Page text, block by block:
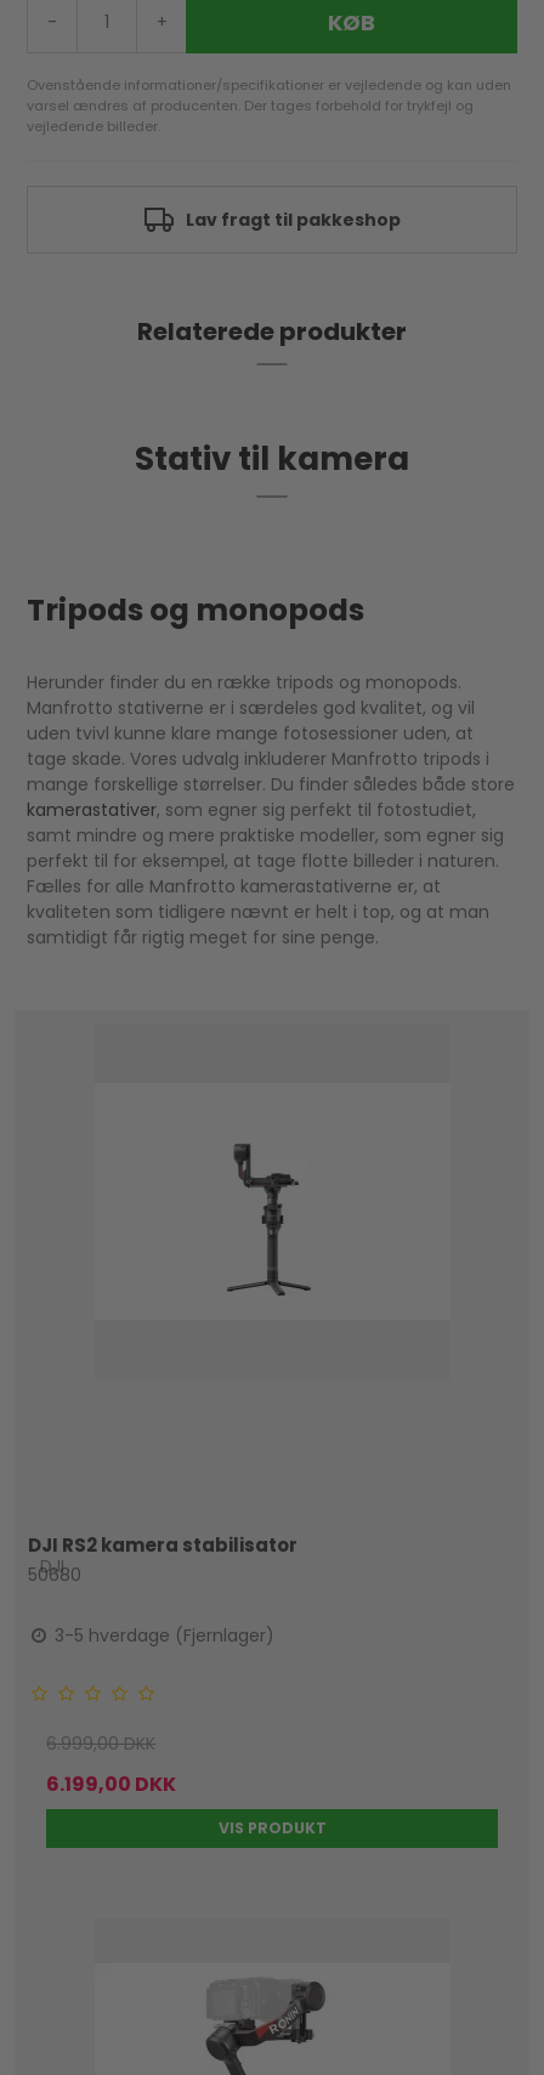
- + KØB
Ovenstående informationer/specifikationer er vejledende og kan uden
varsel ændres af producenten. Der tages forbehold for trykfejl og
vejledende billeder.
Godkendt af e-mærket
Relaterede produkter
Stativ til kamera
Tripods og monopods
Herunder finder du en række tripods og monopods.
Manfrotto stativerne er i særdeles god kvalitet, og vil
uden tvivl kunne klare mange fotosessioner uden, at
tage skade. Vores udvalg inkluderer Manfrotto tripods i
mange forskellige størrelser. Du finder således både store
kamerastativer, som egner sig perfekt til fotostudiet,
samt mindre og mere praktiske modeller, som egner sig
perfekt til for eksempel, at tage flotte billeder i naturen.
Fælles for alle Manfrotto kamerastativerne er, at
kvaliteten som tidligere nævnt er helt i top, og at man
samtidigt får rigtig meget for sine penge.
DJI RS2 kamera stabilisator
DJI
50680
3-5 hverdage (Fjernlager)
6.999,00 DKK
6.199,00 DKK
VIS PRODUKT